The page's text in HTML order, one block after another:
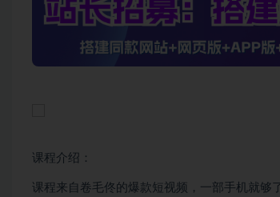
课程介绍：
课程来自卷毛佟的爆款短视频，一部手机就够